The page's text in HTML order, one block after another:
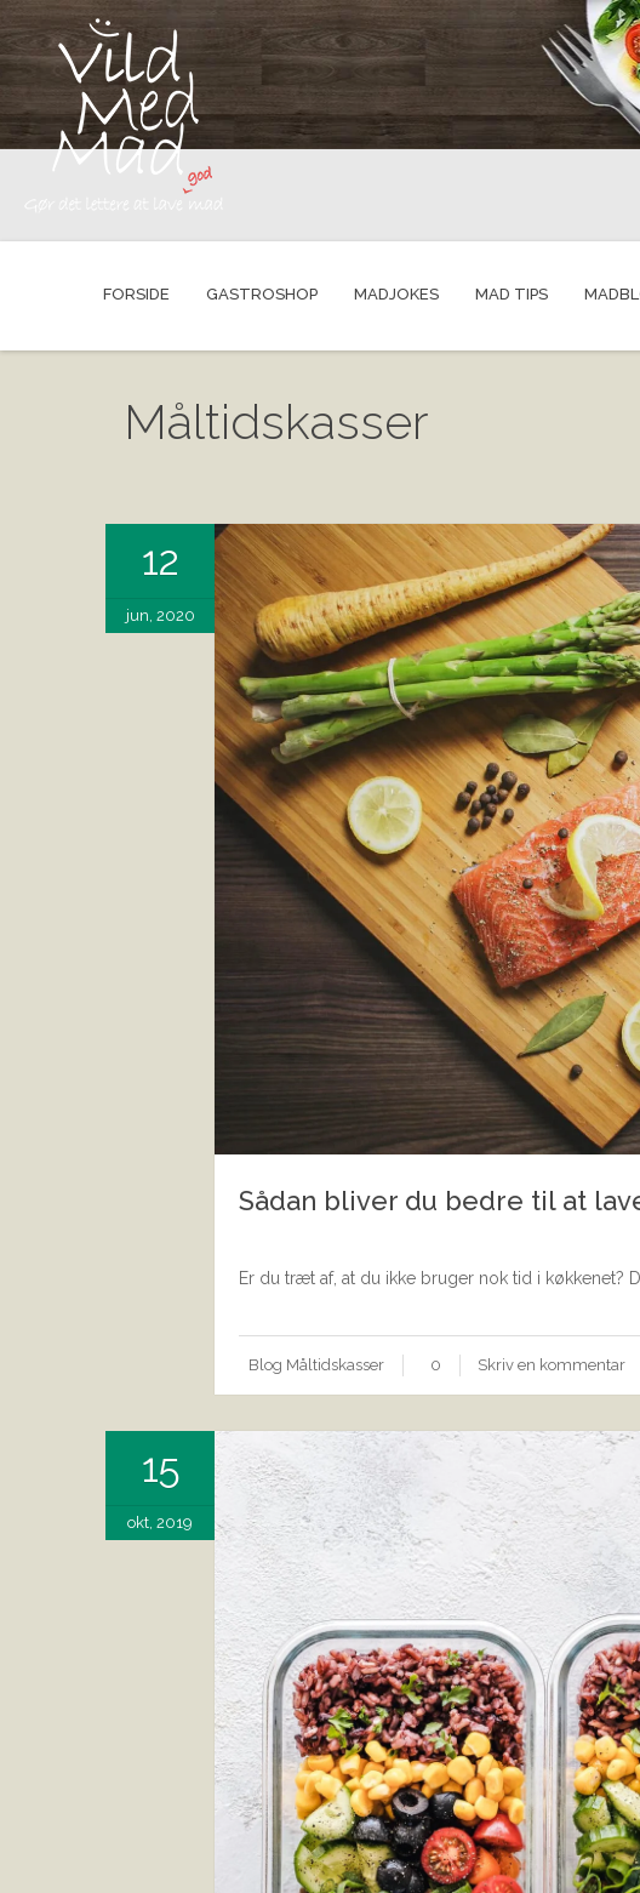
FORSIDE GASTROSHOP MADJOKES MAD TIPS
Måltidskasser
12
jun, 2020
Sådan bliver du bedre til at
Er du træt af, at du ikke bruger nok tid i køkkenet?
Blog Måltidskasser 0 Skriv en kommentar
15
okt, 2019